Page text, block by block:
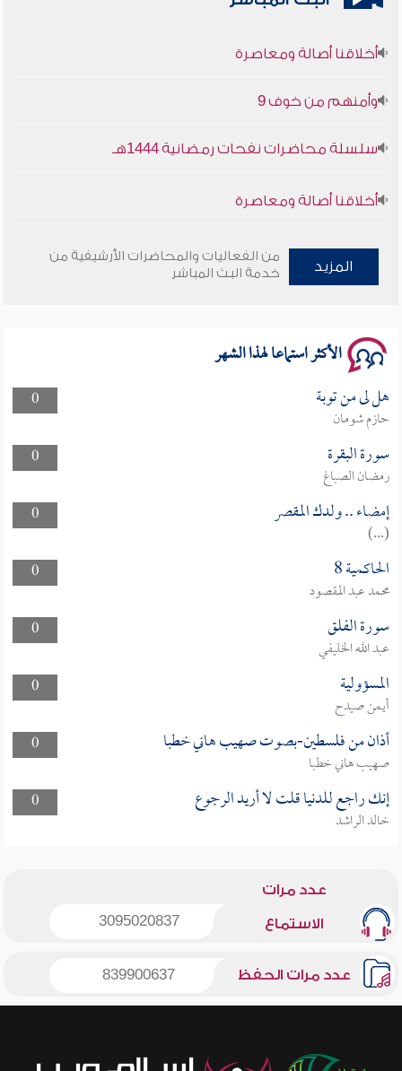
سلسلة محاضرات نفحات رمضانية 1444هـ
المزيد
من الفعاليات والمحاضرات الأرشيفية من
خدمة البث المباشر
الأكثر استماعا لهذا الشهر
0 هل لى من توبة
حازم شومان
0
سورة البقرة
رمضان الصباغ
0
إمضاء .. ولدك المقصر
(...)
0
الحاكمية 8
محمد عبد المقصود
0
سورة الفلق
عبد الله الخليفي
0
المسؤولية
أيمن صيدح
0
أذان من فلسطين-بصوت صهيب هاني خطبا
صهيب هاني خطبا
0
إنك راجع للدنيا قلت لا أريد الرجوع
خالد الراشد
عدد مرات
الاستماع 3095020837
عدد مرات الحفظ 839900637